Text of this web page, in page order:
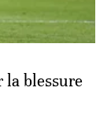
la blessure